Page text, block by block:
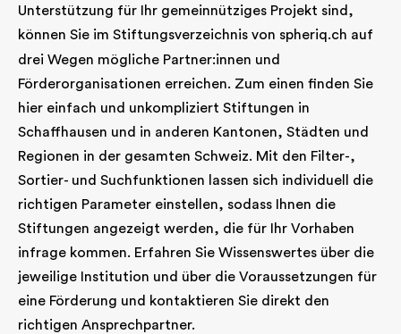
Unterstützung für Ihr gemeinnütziges Projekt sind,
können Sie im Stiftungsverzeichnis von spheriq.ch auf
drei Wegen mögliche Partner:innen und
Förderorganisationen erreichen. Zum einen finden Sie
hier einfach und unkompliziert Stiftungen in
Schaffhausen und in anderen Kantonen, Städten und
Regionen in der gesamten Schweiz. Mit den Filter-,
Sortier- und Suchfunktionen lassen sich individuell die
richtigen Parameter einstellen, sodass Ihnen die
Stiftungen angezeigt werden, die für Ihr Vorhaben
infrage kommen. Erfahren Sie Wissenswertes über die
jeweilige Institution und über die Voraussetzungen für
eine Förderung und kontaktieren Sie direkt den
richtigen Ansprechpartner.